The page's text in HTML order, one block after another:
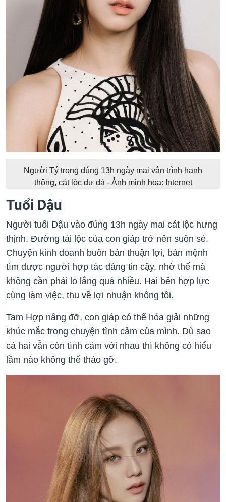
Người Tý trong đúng 13h ngày mai vận trình hanh
thông, cát lộc dư dả - Ảnh minh họa: Internet
Tuổi Dậu
Người tuổi Dậu vào đúng 13h ngày mai cát lộc hưng
thịnh. Đường tài lộc của con giáp trở nên suôn sẻ.
Chuyện kinh doanh buôn bán thuận lợi, bản mệnh
tìm được người hợp tác đáng tin cậy, nhờ thế mà
không cần phải lo lắng quá nhiều. Hai bên hợp lực
cùng làm việc, thu về lợi nhuận không tồi.
Tam Hợp nâng đỡ, con giáp có thể hóa giải những
khúc mắc trong chuyện tình cảm của mình. Dù sao
cả hai vẫn còn tình cảm với nhau thì không có hiểu
lầm nào không thể tháo gỡ.